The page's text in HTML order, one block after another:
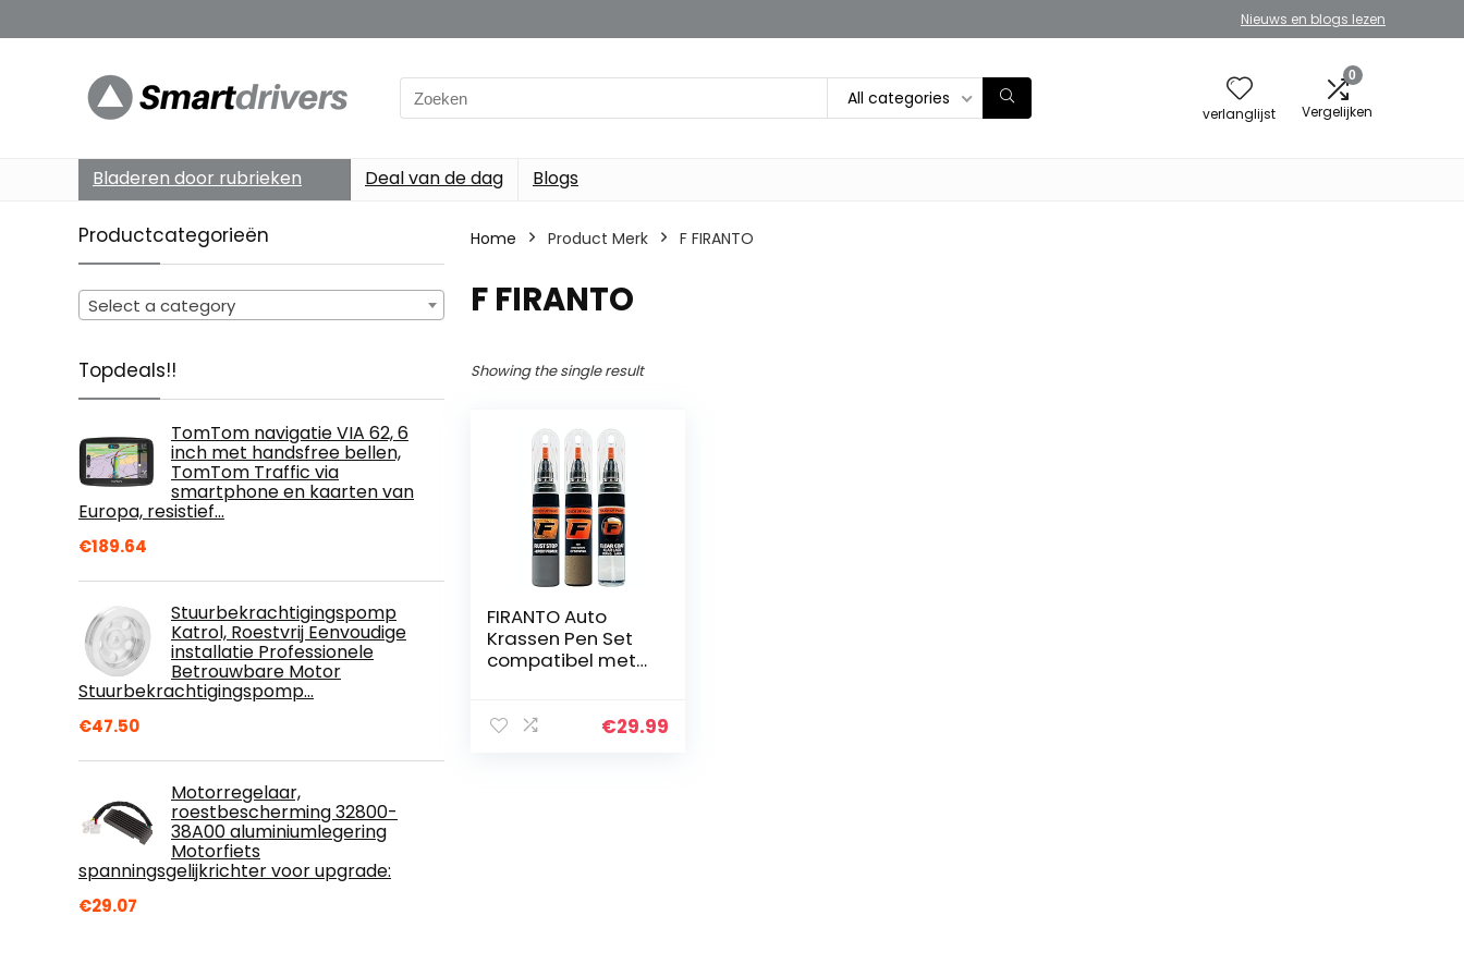
Nieuws en blogs lezen
Search
for:
All categories
verlanglijst
0
Vergelijken
Bladeren door rubrieken Deal van de dag Blogs
Productcategorieën
Select a category
Topdeals!!
TomTom navigatie VIA 62, 6
inch met handsfree bellen,
TomTom Traffic via
smartphone en kaarten van
Europa, resistief…
€189.64
Stuurbekrachtigingspomp
Katrol, Roestvrij Eenvoudige
installatie Professionele
Betrouwbare Motor
Stuurbekrachtigingspomp…
€47.50
Motorregelaar,
roestbescherming 32800-
38A00 aluminiumlegering
Motorfiets
spanningsgelijkrichter voor upgrade:
€29.07
Home Product Merk ‎F FIRANTO
‎F FIRANTO
Showing the single result
FIRANTO Auto
Krassen Pen Set
compatibel met
in-1 Verf Krassen
€29.99